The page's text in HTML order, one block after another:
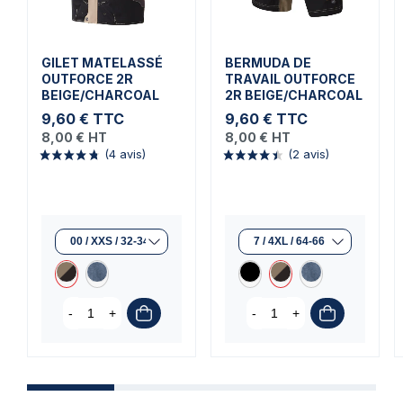
GILET MATELASSÉ
OUTFORCE 2R
BEIGE/CHARCOAL
9,60 € TTC
(4 avis)
8,00 € HT
- +
BERMUDA DE
TRAVAIL OUTFORCE
2R BEIGE/CHARCOAL
9,60 € TTC
(2 avis)
8,00 € HT
- +